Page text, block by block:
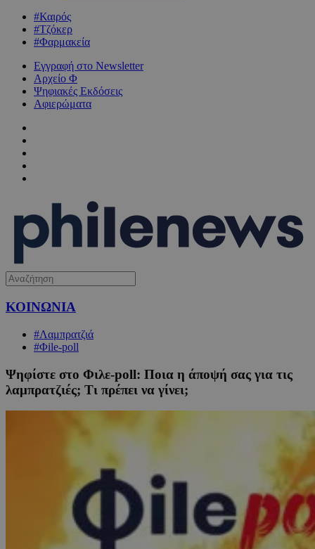
#Καιρός
#Τζόκερ
#Φαρμακεία
Εγγραφή στο Newsletter
Αρχείο Φ
Ψηφιακές Εκδόσεις
Αφιερώματα
ΚΟΙΝΩΝΙΑ
#Λαμπρατζιά
#Φile-poll
Ψηφίστε στο Φιλε-poll: Ποια η άποψή σας για τις
λαμπρατζιές; Τι πρέπει να γίνει;